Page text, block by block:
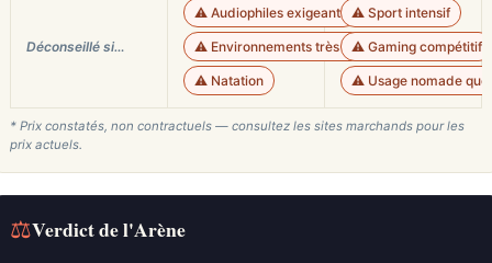
Déconseillé si…
⚠️ Audiophiles exigeants
⚠️ Environnements très bruyants
⚠️ Natation
⚠️ Sport intensif
⚠️ Gaming compétitif
⚠️ Usage nomade
* Prix constatés, non contractuels — consultez les sites marchands pour les
prix actuels.
⚖Verdict de l'Arène